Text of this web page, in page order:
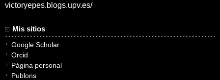
victoryepes.blogs.upv.es/
Mis sitios
Google Scholar
Orcid
Página personal
Publons